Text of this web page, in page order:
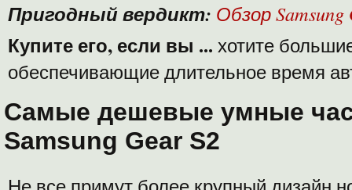
Пригодный вердикт: Обзор Samsung
Купите его, если вы ... хотите
обеспечивающие длительное время
Самые дешевые умные
Samsung Gear S2